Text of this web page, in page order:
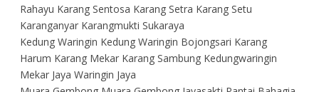
Rahayu Karang Sentosa Karang Setra Karang Setu
Karanganyar Karangmukti Sukaraya
Kedung Waringin Kedung Waringin Bojongsari Karang
Harum Karang Mekar Karang Sambung Kedungwaringin
Mekar Jaya Waringin Jaya